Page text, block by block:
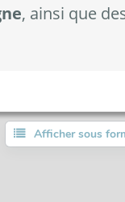
, ainsi que